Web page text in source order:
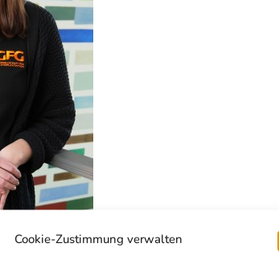
Cookie-Zustimmung verwalten